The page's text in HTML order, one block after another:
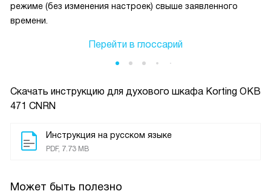
Скачать инструкцию для духового шкафа Korting OKB
471 CNRN
Инструкция на русском языке
PDF, 7.73 MB
Может быть полезно
режиме (без изменения настроек) свыше заявленного
времени.
Перейти в глоссарий